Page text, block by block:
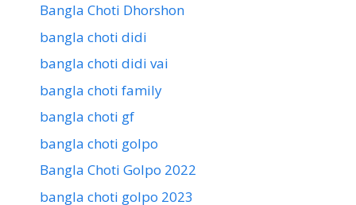
Bangla Choti Dhorshon
bangla choti didi
bangla choti didi vai
bangla choti family
bangla choti gf
bangla choti golpo
Bangla Choti Golpo 2022
bangla choti golpo 2023